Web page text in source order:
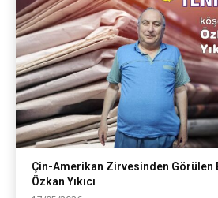
Çin-Amerikan Zirvesinden Görülen
Özkan Yıkıcı